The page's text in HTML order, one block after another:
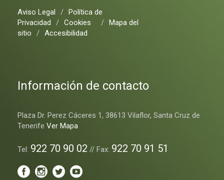
Aviso Legal / Política de
Privacidad
/ Cookies / Mapa del
sitio
/ Accesibilidad
Información de contacto
Plaza Dr. Perez Cáceres 1, 38613 Vilaflor, Santa Cruz de
Tenerife Ver Mapa
Tel: 922 70 90 02 // Fax: 922 70 91 51